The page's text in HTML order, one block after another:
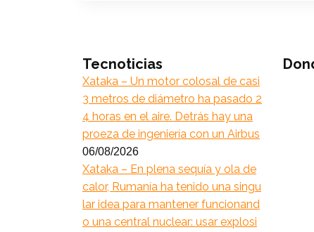
Tecnoticias
Xataka – Un motor colosal de casi
3 metros de diámetro ha pasado 2
4 horas en el aire. Detrás hay una
proeza de ingeniería con un Airbus
06/08/2026
Xataka – En plena sequía y ola de
calor, Rumanía ha tenido una singu
lar idea para mantener funcionand
o una central nuclear: usar explosi